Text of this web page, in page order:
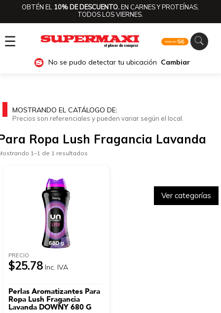
OBTÉN EL 10% DE DESCUENTO.EN CARNES Y PROTEÍNAS,
TODOS LOS VIERNES.
☰
No se pudo detectar tu ubicación Cambiar
Ver categorías
MOSTRANDO EL CATÁLOGO DE:
Precios son referenciales y pueden variar según el local.
Ropa Lush Fragancia Lavanda
1–1 de 1 resultados
PRECIO
$25.78 Inc. IVA
Perlas Aromatizantes Para
Ropa Lush Fragancia
Lavanda DOWNY 680 G